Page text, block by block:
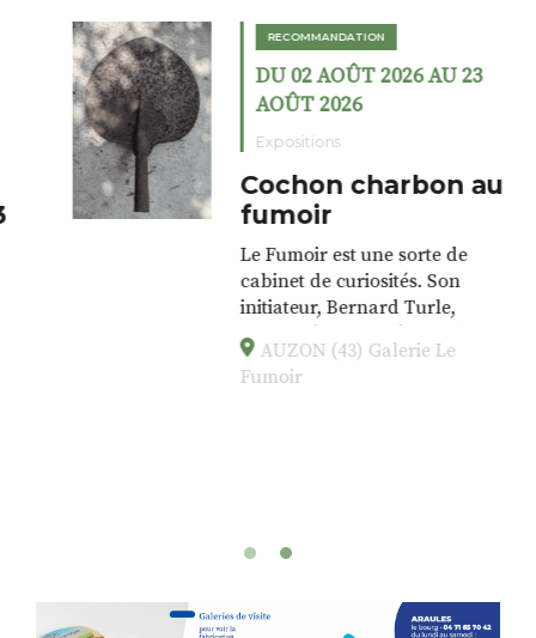
RECOMMANDATION
DU 02 AOÛT 2026 AU 23
AOÛT 2026
Expositions
Cochon charbon au
fumoir
Le Fumoir est une sorte de
cabinet de curiosités. Son
initiateur, Bernard Turle,
s’amuse à donner à voir des
associations fertiles, graves ou
drôles, parfois fumeuses. Des
elle joue
(de peau).entre.sarcasme et
facétie.
AUZON (43) Galerie Le
Fumoir